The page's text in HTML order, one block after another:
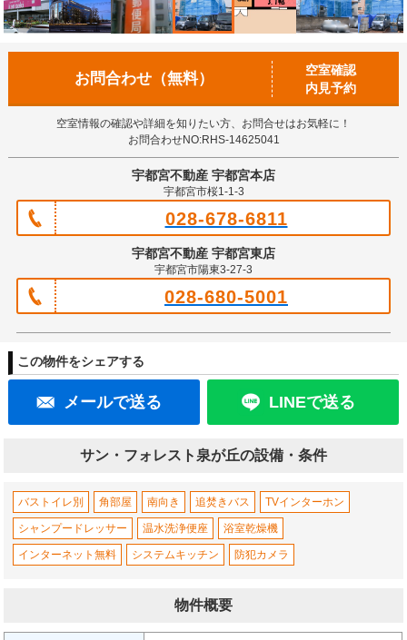
お問合わせ（無料）
空室確認
内見予約
空室情報の確認や詳細を知りたい方、お問合せはお気軽に！
お問合わせNO:RHS-14625041
宇都宮不動産 宇都宮本店
宇都宮市桜1-1-3
028-678-6811
宇都宮不動産 宇都宮東店
宇都宮市陽東3-27-3
028-680-5001
この物件をシェアする
メールで送る LINEで送る
サン・フォレスト泉が丘の設備・条件
バストイレ別 角部屋 南向き 追焚きバス TVインターホン
シャンプードレッサー 温水洗浄便座 浴室乾燥機
インターネット無料 システムキッチン 防犯カメラ
物件概要